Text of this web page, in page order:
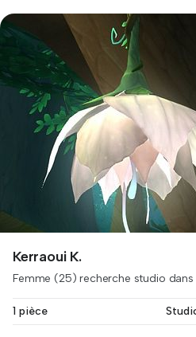
Kerraoui K.
Femme (25) recherche studio dans
1 pièce